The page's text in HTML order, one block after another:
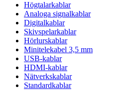
Högtalarkablar
Analoga signalkablar
Digitalkablar
Skivspelarkablar
Hörlurskablar
Minitelekabel 3,5 mm
USB-kablar
HDMI-kablar
Nätverkskablar
Standardkablar